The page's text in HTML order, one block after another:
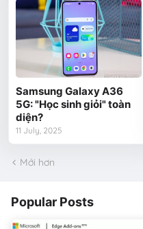
Samsung Galaxy A36
5G: "Học sinh giỏi" toàn
diện?
11 July, 2025
Mới hơn
Popular Posts